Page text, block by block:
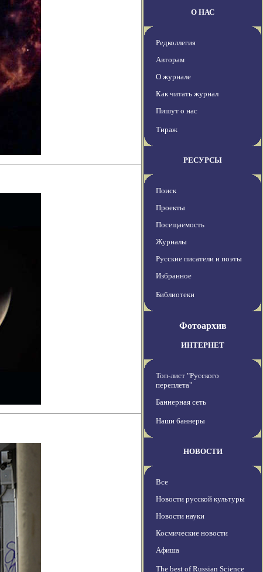
О НАС
Редколлегия
Авторам
О журнале
Как читать журнал
Пишут о нас
Тираж
РЕСУРСЫ
Поиск
Проекты
Посещаемость
Журналы
Русские писатели и поэты
Избранное
Библиотеки
Фотоархив
ИНТЕРНЕТ
Топ-лист "Русского
переплета"
Баннерная сеть
Наши баннеры
НОВОСТИ
Все
Новости русской культуры
Новости науки
Космические новости
Афиша
The best of Russian Science